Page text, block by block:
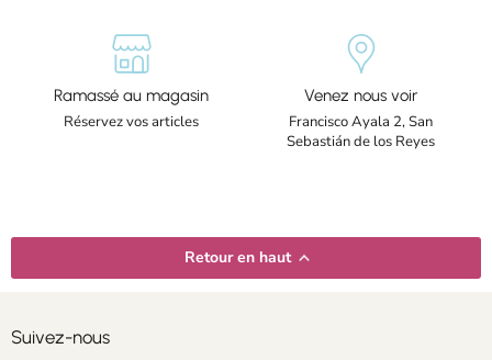
Ramassé au magasin
Réservez vos articles
Venez nous voir
Francisco Ayala 2, San
Sebastián de los Reyes
Retour en haut
Suivez-nous